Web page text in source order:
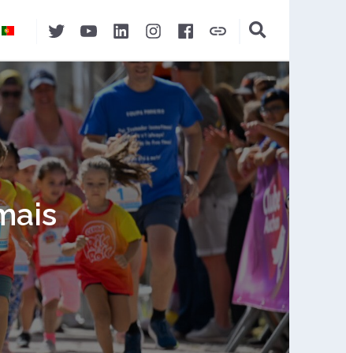
TwitterYouTubeLinkedInInstagramFacebookAuchan&eu